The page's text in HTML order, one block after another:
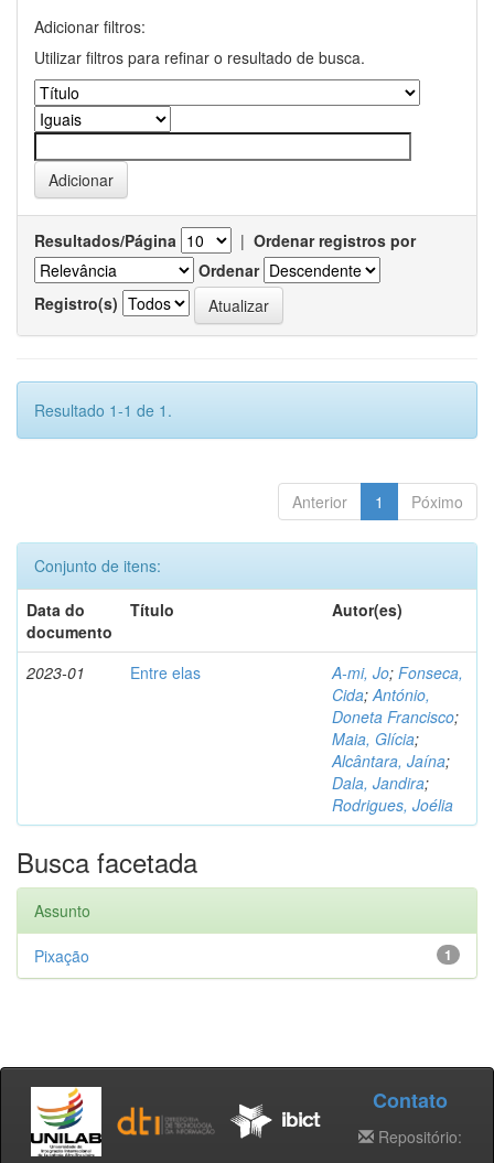
Adicionar filtros:
Utilizar filtros para refinar o resultado de busca.
Resultados/Página | Ordenar registros por
Ordenar
Registro(s)
Resultado 1-1 de 1.
Anterior 1 Póximo
Conjunto de itens:
Data do
documento
Título Autor(es)
2023-01 Entre elas A-mi, Jo; Fonseca,
Cida;António,
Doneta Francisco;
Maia, Glícia;
Alcântara, Jaína;
Dala, Jandira;
Rodrigues, Joélia
Busca facetada
Assunto
1
Pixação
Contato
Repositório: